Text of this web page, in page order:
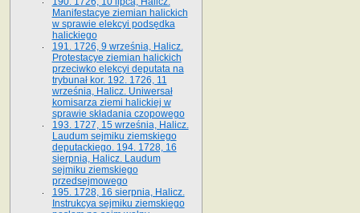
Manifestacye ziemian halickich
w sprawie elekcyi podsędka
halickiego
191. 1726, 9 września, Halicz.
Protestacye ziemian halickich
przeciwko elekcyi deputata na
trybunał kor. 192. 1726, 11
września, Halicz. Uniwersał
komisarza ziemi halickiej w
sprawie składania czopowego
193. 1727, 15 września, Halicz.
Laudum sejmiku ziemskiego
deputackiego. 194. 1728, 16
sierpnia, Halicz. Laudum
sejmiku ziemskiego
przedsejmowego
195. 1728, 16 sierpnia, Halicz.
Instrukcya sejmiku ziemskiego